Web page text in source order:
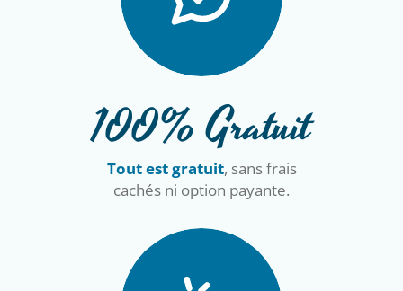
100% Gratuit
Tout est gratuit, sans frais
cachés ni option payante.